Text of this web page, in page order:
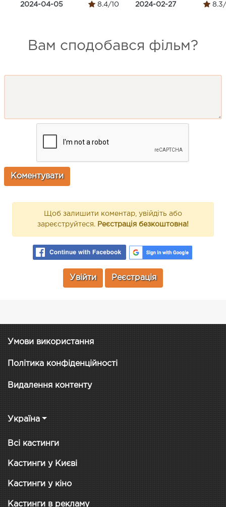
2024-04-05 8.4/10 2024-02-27 8.3/
Вам сподобався фільм?
Щоб залишити коментар, увійдіть або
зареєструйтеся. Реєстрація безкоштовна!
Увійти Реєстрація
Умови використання
Політика конфіденційності
Видалення контенту
Україна
Всі кастинги
Кастинги у Києві
Кастинги у кіно
Кастинги в рекламу